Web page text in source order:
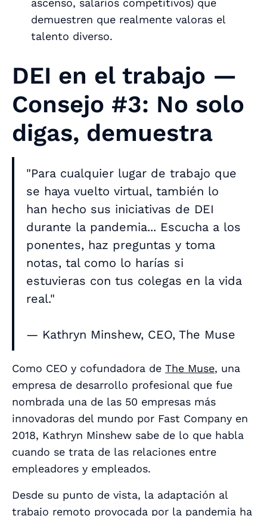
ascenso, salarios competitivos) que
demuestren que realmente valoras el
talento diverso.
DEI en el trabajo —
Consejo #3: No solo
digas, demuestra
"Para cualquier lugar de trabajo que
se haya vuelto virtual, también lo
han hecho sus iniciativas de DEI
durante la pandemia... Escucha a los
ponentes, haz preguntas y toma
notas, tal como lo harías si
estuvieras con tus colegas en la vida
real."
— Kathryn Minshew, CEO, The Muse
Como CEO y cofundadora de The Muse, una
empresa de desarrollo profesional que fue
nombrada una de las 50 empresas más
innovadoras del mundo por Fast Company en
2018, Kathryn Minshew sabe de lo que habla
cuando se trata de las relaciones entre
empleadores y empleados.
Desde su punto de vista, la adaptación al
trabajo remoto provocada por la pandemia ha